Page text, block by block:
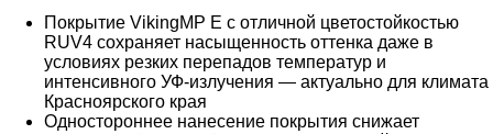
Покрытие VikingMP E с отличной цветостойкостью
RUV4 сохраняет насыщенность оттенка даже в
условиях резких перепадов температур и
интенсивного УФ-излучения — актуально для климата
Красноярского края
Одностороннее нанесение покрытия снижает